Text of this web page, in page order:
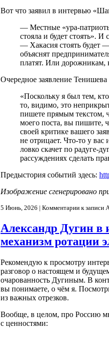
Вот что заявил в интервью
— Местные «ура-
стояла и будет стоять».
— Хакасия стоять будет
объяснят
платят. Или дорожникам,
Очередное заявление
«Поскольку я был тем,
то, видимо, это
пишете прямым текстом,
моего поста, вы пишите,
своей критике вашего
не отрицает. Что-то у вас
ловко скачет по радуге-
рассуждениях сделать
Предыстория событий здесь:
Изображение сгенерировано
5 Июнь, 2026 | Комментарии к записи
Александр Дугин в
механизм ротации
Рекомендую к просмотру
разговор о настоящем и
очарованность Дугиным. В
вы понимаете, о чём я.
из важных отрезков.
Вообще, в целом, про Россию
с ценностями: